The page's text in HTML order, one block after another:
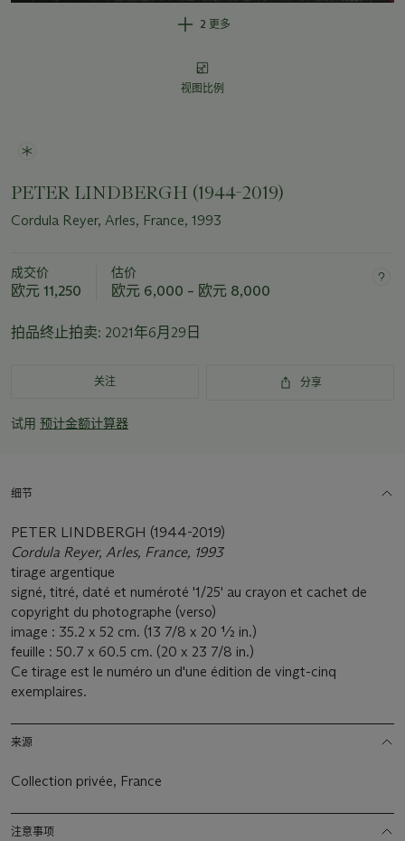
2 更多
视图比例
PETER LINDBERGH (1944-2019)
Cordula Reyer, Arles, France, 1993
成交价
欧元 11,250
估价
欧元 6,000 – 欧元 8,000
拍品终止拍卖: 2021年6月29日
关注 分享
试用 预计金额计算器
细节
PETER LINDBERGH (1944-2019)
Cordula Reyer, Arles, France, 1993
tirage argentique
signé, titré, daté et numéroté '1/25' au crayon et cachet de
copyright du photographe (verso)
image : 35.2 x 52 cm. (13 7/8 x 20 ½ in.)
feuille : 50.7 x 60.5 cm. (20 x 23 7/8 in.)
Ce tirage est le numéro un d'une édition de vingt-cinq
exemplaires.
来源
Collection privée, France
注意事项